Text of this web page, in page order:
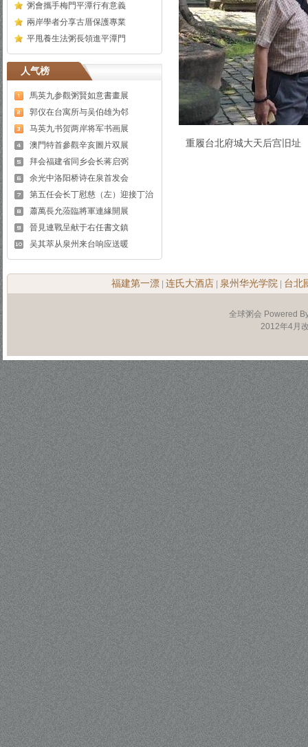
粥會攜手梅門平潭行有意義
兩岸學者分享古厝保護專業
平甩養生法粥長領進平潭門
人气榜
馬英九参觀粥賢如意書畫展
郭仪在台寓所与吴伯雄为邻
马英九书贺两岸将军书画展
澳門特首參觀辛亥圖片双展
拜会福建省同乡会长蒋启弼
余光中洛阳桥诗在泉首发会
第五任会长丁慰慈（左）迎接丁治
蕭萬長允蒞臨將軍連緣開展
晉見連戰呈献于右任書文鎮
吴其萃从泉州来台响应送暖
重履台北府城大天后宫旧址
福建第一漂 连氏大酒店 泉州华光学院 台北
全球粥会 Powered
2012年4月